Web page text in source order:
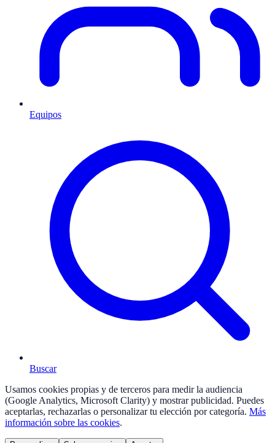
Equipos
Buscar
Usamos cookies propias y de terceros para medir la audiencia
(Google Analytics, Microsoft Clarity) y mostrar publicidad. Puedes
aceptarlas, rechazarlas o personalizar tu elección por categoría. Más
información sobre las cookies.